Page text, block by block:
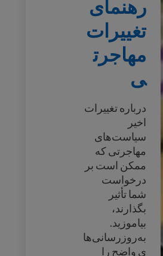
رهنمای
تغییرات
مهاجرت
ی
درباره تغییرات
اخیر
سیاست‌های
مهاجرتی که
ممکن است بر
درخواست
شما تأثیر
بگذارند،
بیاموزید.
به‌روزرسانی‌ها
ی واضح را